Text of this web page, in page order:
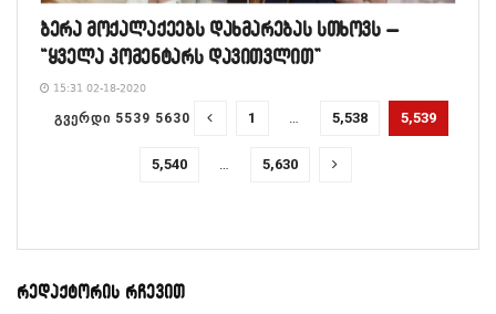
ბერა მოქალაქეებს დახმარებას სთხოვს –
“ყველა კომენტარს დავითვლით”
15:31 02-18-2020
ᲒᲕᲔᲠᲓᲘ 5539 5630 1 … 5,538 5,539
5,540 … 5,630
რედაქტორის რჩევით